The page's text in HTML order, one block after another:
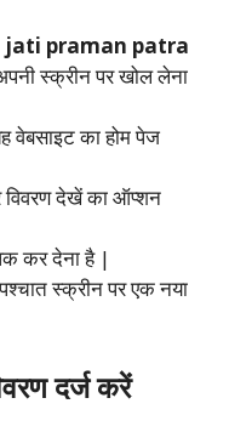
jati praman patra
स्क्रीन पर खोल लेना
वेबसाइट का होम पेज
विवरण देखें का ऑप्शन
कर देना है |
स्क्रीन पर एक नया
दर्ज करें